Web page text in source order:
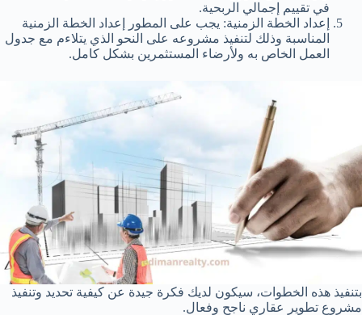
في تقييم إجمالي الربحية.
إعداد الخطة الزمنية: يجب على المطور إعداد الخطة الزمنية
المناسبة وذلك لتنفيذ مشروعه على النحو الذي يتلاءم مع جدول
العمل الخاص به ولأرضاء المستثمرين بشكل كامل.
بتنفيذ هذه الخطوات، سيكون لديك فكرة جيدة عن كيفية تحديد وتنفيذ
مشروع تطوير عقاري ناجح وفعال.